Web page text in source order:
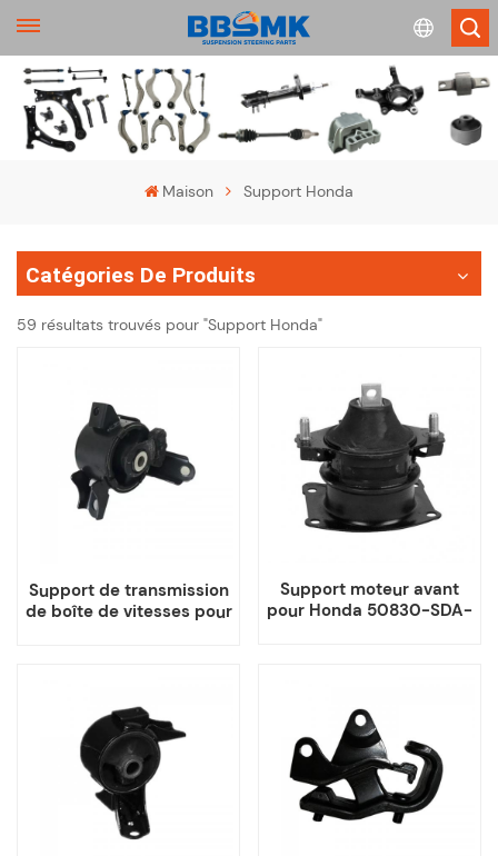
English
français
español
português
Maison Support Honda
Catégories De Produits
59 résultats trouvés pour "Support Honda"
Support de transmission
de boîte de vitesses pour
Support moteur avant
pour Honda 50830-SDA-